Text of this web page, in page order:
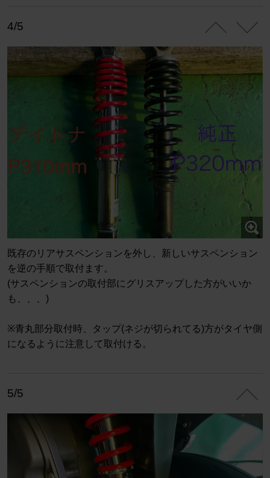
4/5
既存のリアサスペンションを外し、新しいサスペンション
を逆の手順で取付ます。
(サスペンションの取付部にグリスアップした方がいいか
も、、、)
※青丸部分取付時、タップ(ネジが切られてる)方がタイヤ側
になるように注意して取付ける。
5/5